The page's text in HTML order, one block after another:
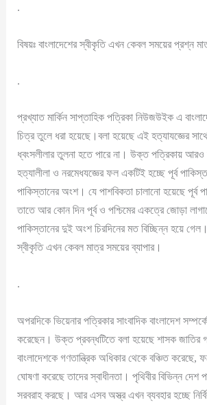
.
বিষয়ঃ বাংলাদেশের স্বীকৃতি এখন কেবল সময়ের প্রশ্ন
.
প্রখ্যাত মার্কিন সাপ্তাহিক পত্রিকা নিউজউইক এ
চিত্র তুলে ধরা হয়েছে।বলা হয়েছে এই হত্যাযজ্ঞের
ধ্বংসলীলার তুলনা হতে পারে না। উক্ত পত্রিকায় আরও
হত্যালীলা ও নরমেধযজ্ঞের ফল একটিই হচ্ছে পূর্ব
পাকিস্তানের অংশ। যে পাশবিকতা চালানো হয়েছে পূর্ব
তাতে আর কোন দিন পূর্ব ও পশ্চিমের একত্রে জোড়া
পাকিস্তানের দুই অংশ চিরদিনের মত বিচ্ছিন্ন হয়ে
স্বীকৃতি এখন কেবল মাত্র সময়ের ব্যাপার।
.
অপরদিকে ভিয়েনার পত্রিকার সাংবাদিক বাংলাদেশ
করেছেন। উক্ত প্রবন্ধটিতে বলা হয়েছে শাসক জাতির
বাংলাদেশকে গণতান্ত্রিক অধিকার থেকে বঞ্চিত করেছে,
ঘোষণা করেছে তাদের স্বাধীনতা। পৃথিবীর বিভিন্ন দেশ
সরবরাহ করছে। আর এসব অস্ত্র এখন ব্যবহার হচ্ছে